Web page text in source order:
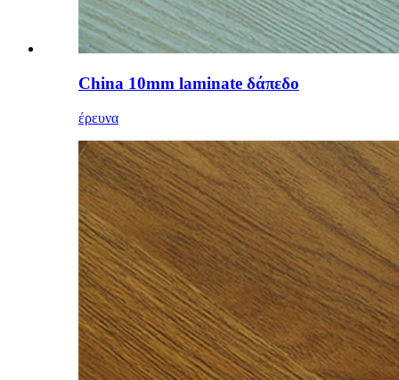
China 10mm laminate δάπεδο
έρευνα